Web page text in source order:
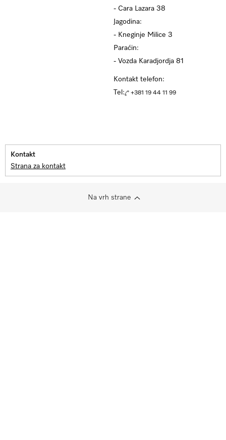
- Cara Lazara 38
Jagodina:
- Kneginje Milice 3
Paraćin:
- Vozda Karadjordja 81
Kontakt telefon:
Tel:
+381 19 44 11 99
Kontakt
Strana za kontakt
Na vrh strane